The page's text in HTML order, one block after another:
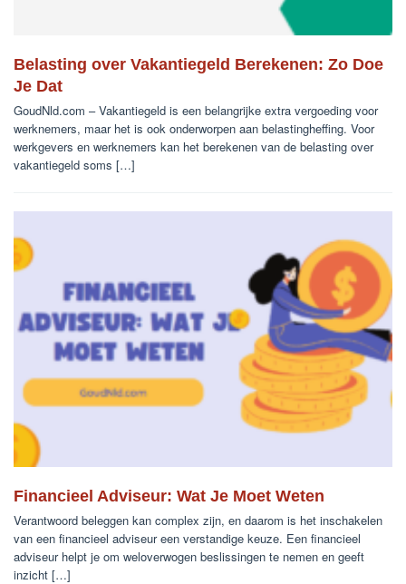
Belasting over Vakantiegeld Berekenen: Zo Doe
Je Dat
GoudNld.com – Vakantiegeld is een belangrijke extra vergoeding voor
werknemers, maar het is ook onderworpen aan belastingheffing. Voor
werkgevers en werknemers kan het berekenen van de belasting over
vakantiegeld soms […]
Financieel Adviseur: Wat Je Moet Weten
Verantwoord beleggen kan complex zijn, en daarom is het inschakelen
van een financieel adviseur een verstandige keuze. Een financieel
adviseur helpt je om weloverwogen beslissingen te nemen en geeft
inzicht […]